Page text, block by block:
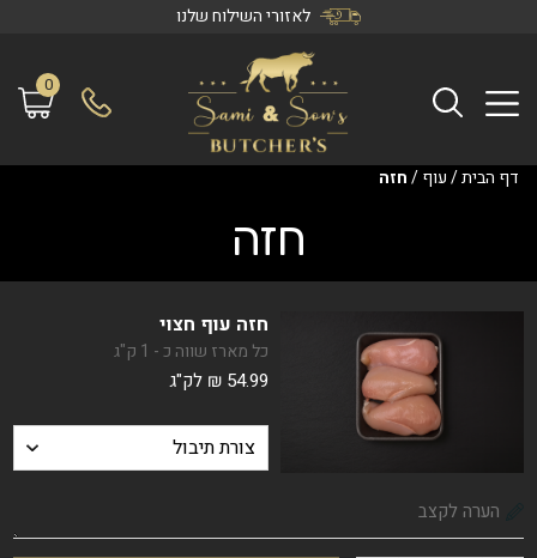
לאזורי השילוח שלנו
0
דף הבית/עוף/חזה
חזה
חזה עוף חצוי
כל מארז שווה כ - 1 ק"ג
₪ 54.99 לק"ג